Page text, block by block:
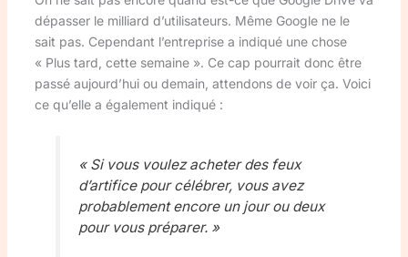
dépasser le milliard d’utilisateurs. Même Google ne le
sait pas. Cependant l’entreprise a indiqué une chose
« Plus tard, cette semaine ». Ce cap pourrait donc être
passé aujourd’hui ou demain, attendons de voir ça. Voici
ce qu’elle a également indiqué :
« Si vous voulez acheter des feux
d’artifice pour célébrer, vous avez
probablement encore un jour ou deux
pour vous préparer. »